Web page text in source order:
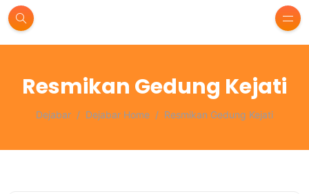
Resmikan Gedung Kejati
Dejabar Dejabar Home Resmikan Gedung Kejati